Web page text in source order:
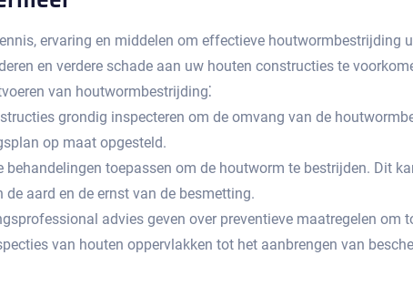
ervaring en middelen om effectieve houtwormbestrijding
en verdere schade aan uw houten constructies te
van houtwormbestrijding⁚
grondig inspecteren om de omvang van de
op maat opgesteld.​
toepassen om de houtworm te bestrijden.​ Dit
aard en de ernst van de besmetting.​
advies geven over preventieve maatregelen om
van houten oppervlakken tot het aanbrengen van